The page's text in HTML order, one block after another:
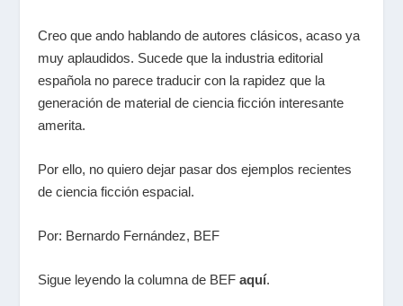
Creo que ando hablando de autores clásicos, acaso ya
muy aplaudidos. Sucede que la industria editorial
española no parece traducir con la rapidez que la
generación de material de ciencia ficción interesante
amerita.
Por ello, no quiero dejar pasar dos ejemplos recientes
de ciencia ficción espacial.
Por: Bernardo Fernández, BEF
Sigue leyendo la columna de BEFaquí.